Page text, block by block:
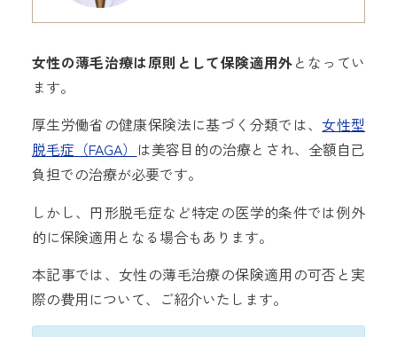
女性の薄毛治療は原則として保険適用外となってい
ます。
厚生労働省の健康保険法に基づく分類では、女性型
脱毛症（FAGA） は美容目的の治療とされ、全額自己
負担での治療が必要です。
しかし、円形脱毛症など特定の医学的条件では例外
的に保険適用となる場合もあります。
本記事では、女性の薄毛治療の保険適用の可否と実
際の費用について、ご紹介いたします。